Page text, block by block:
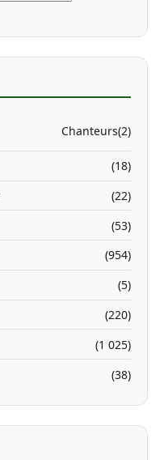
Chanteurs(2)
(18)
(22)
(53)
(954)
(5)
(220)
(1 025)
(38)